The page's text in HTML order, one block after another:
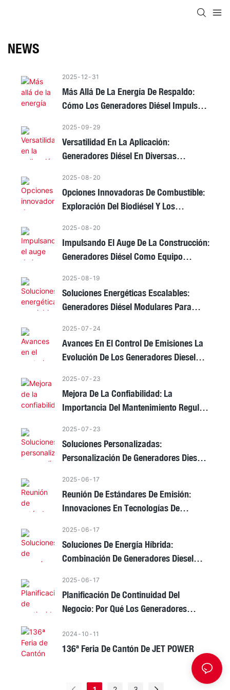
NEWS
Más Allá De La Energía De Respaldo:
Cómo Los Generadores Diésel Impulsan
2025 12 31
Versatilidad En La Aplicación:
Generadores Diésel En Diversas
2025 09 29
Opciones Innovadoras De Combustible:
Exploración Del Biodiésel Y Los
Generadores Diésel
2025 08 20
Impulsando El Auge De La Construcción:
Generadores Diésel Como Equipo
2025 08 20
Soluciones Energéticas Escalables:
Generadores Diésel Modulares Para
2025 08 19
Avances En El Control De Emisiones La
Evolución De Los Generadores Diesel
2025 07 24
Mejora De La Confiabilidad: La
Importancia Del Mantenimiento Regular
2025 07 23
Soluciones Personalizadas:
Personalización De Generadores Diesel
Industria
2025 07 23
Reunión De Estándares De Emisión:
Innovaciones En Tecnologías De
2025 06 17
Soluciones De Energía Híbrida:
Combinación De Generadores Diesel
2025 06 17
Planificación De Continuidad Del
Negocio: Por Qué Los Generadores
Planificación De Emergencias
2025 06 17
136ª Feria De Cantón De JET POWER
2024 10 11